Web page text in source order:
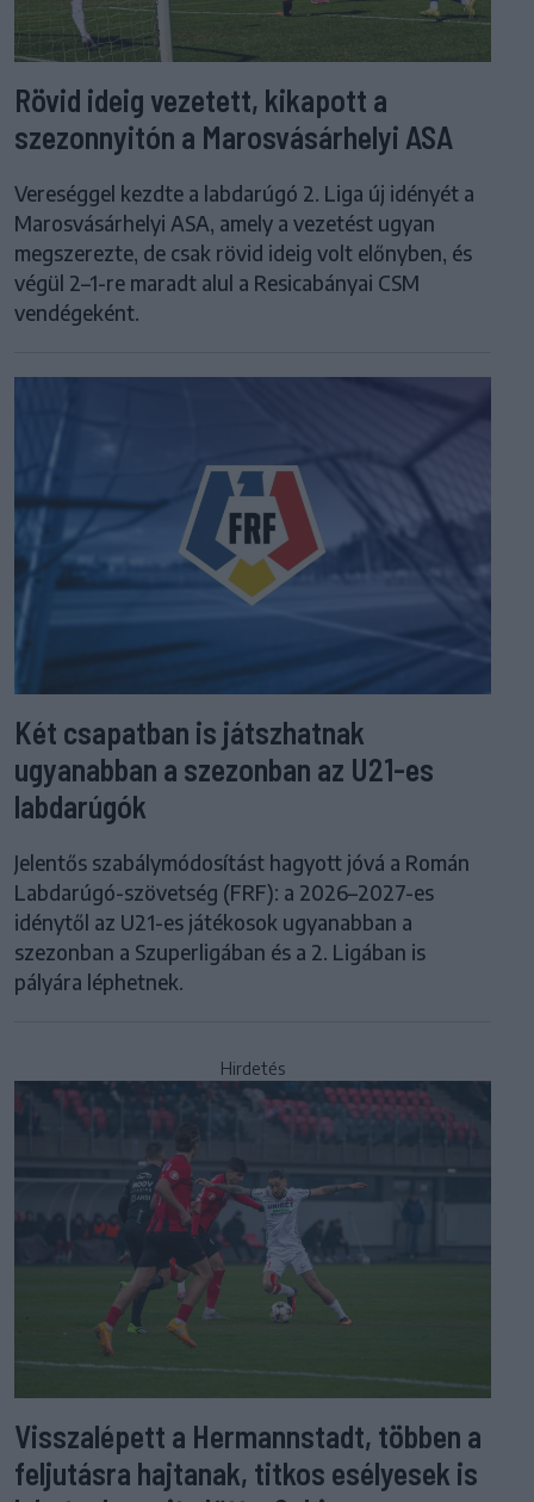
Rövid ideig vezetett, kikapott a
szezonnyitón a Marosvásárhelyi ASA
Vereséggel kezdte a labdarúgó 2. Liga új idényét a
Marosvásárhelyi ASA, amely a vezetést ugyan
megszerezte, de csak rövid ideig volt előnyben, és
végül 2–1-re maradt alul a Resicabányai CSM
vendégeként.
Két csapatban is játszhatnak
ugyanabban a szezonban az U21-es
labdarúgók
Jelentős szabálymódosítást hagyott jóvá a Román
Labdarúgó-szövetség (FRF): a 2026–2027-es
idénytől az U21-es játékosok ugyanabban a
szezonban a Szuperligában és a 2. Ligában is
pályára léphetnek.
Hirdetés
Visszalépett a Hermannstadt, többen a
feljutásra hajtanak, titkos esélyesek is